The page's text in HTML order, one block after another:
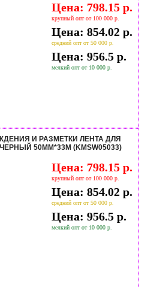
Цена: 798.15 р.
крупный опт от 100 000 р.
Цена: 854.02 р.
средний опт от 50 000 р.
Цена: 956.5 р.
мелкий опт от 10 000 р.
И РАЗМЕТКИ ЛЕНТА ДЛЯ
50ММ*33М (KMSW05033)
Цена: 798.15 р.
крупный опт от 100 000 р.
Цена: 854.02 р.
средний опт от 50 000 р.
Цена: 956.5 р.
мелкий опт от 10 000 р.